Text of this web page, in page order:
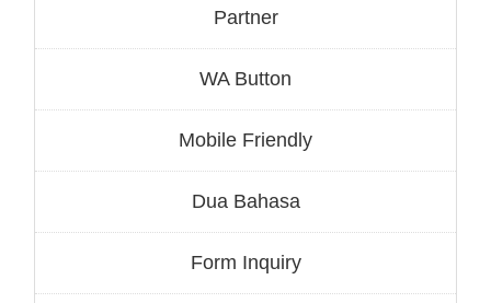
Partner
WA Button
Mobile Friendly
Dua Bahasa
Form Inquiry